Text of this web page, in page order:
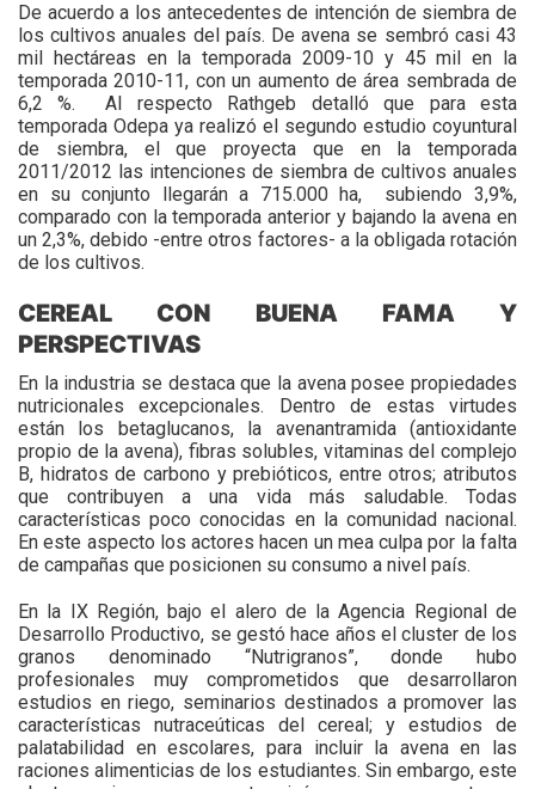
De acuerdo a los antecedentes de intención de siembra de
los cultivos anuales del país. De avena se sembró casi 43
mil hectáreas en la temporada 2009-10 y 45 mil en la
temporada 2010-11, con un aumento de área sembrada de
6,2 %. Al respecto Rathgeb detalló que para esta
temporada Odepa ya realizó el segundo estudio coyuntural
de siembra, el que proyecta que en la temporada
2011/2012 las intenciones de siembra de cultivos anuales
en su conjunto llegarán a 715.000 ha, subiendo 3,9%,
comparado con la temporada anterior y bajando la avena en
un 2,3%, debido -entre otros factores- a la obligada rotación
de los cultivos.
CEREAL CON BUENA FAMA Y
PERSPECTIVAS
En la industria se destaca que la avena posee propiedades
nutricionales excepcionales. Dentro de estas virtudes
están los betaglucanos, la avenantramida (antioxidante
propio de la avena), fibras solubles, vitaminas del complejo
B, hidratos de carbono y prebióticos, entre otros; atributos
que contribuyen a una vida más saludable. Todas
características poco conocidas en la comunidad nacional.
En este aspecto los actores hacen un mea culpa por la falta
de campañas que posicionen su consumo a nivel país.
En la IX Región, bajo el alero de la Agencia Regional de
Desarrollo Productivo, se gestó hace años el cluster de los
granos denominado “Nutrigranos”, donde hubo
profesionales muy comprometidos que desarrollaron
estudios en riego, seminarios destinados a promover las
características nutraceúticas del cereal; y estudios de
palatabilidad en escolares, para incluir la avena en las
raciones alimenticias de los estudiantes. Sin embargo, este